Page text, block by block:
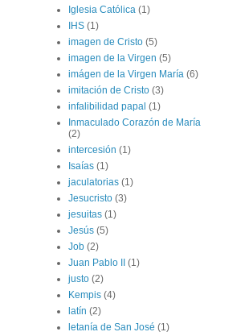
Iglesia Católica (1)
IHS (1)
imagen de Cristo (5)
imagen de la Virgen (5)
imágen de la Virgen María (6)
imitación de Cristo (3)
infalibilidad papal (1)
Inmaculado Corazón de María
(2)
intercesión (1)
Isaías (1)
jaculatorias (1)
Jesucristo (3)
jesuitas (1)
Jesús (5)
Job (2)
Juan Pablo II
(1)
justo (2)
Kempis (4)
latín (2)
letanía de San José (1)